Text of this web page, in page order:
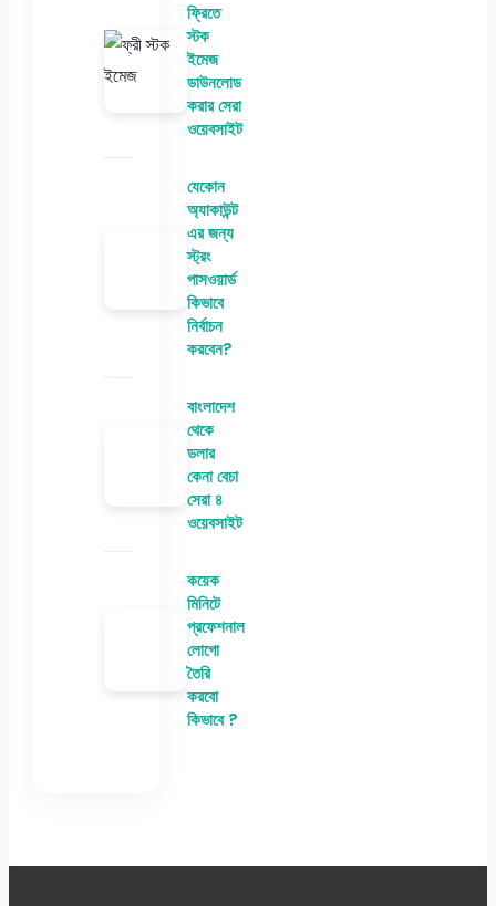
ফ্রিতে
স্টক
ইমেজ
ডাউনলোড
করার সেরা
ওয়েবসাইট
যেকোন
অ্যাকাউন্ট
এর জন্য
স্ট্রং
পাসওয়ার্ড
কিভাবে
নির্বাচন
করবেন?
বাংলাদেশ
থেকে
ডলার
কেনা বেচা
সেরা ৪
ওয়েবসাইট
কয়েক
মিনিটে
প্রফেশনাল
লোগো
তৈরি
করবো
কিভাবে ?